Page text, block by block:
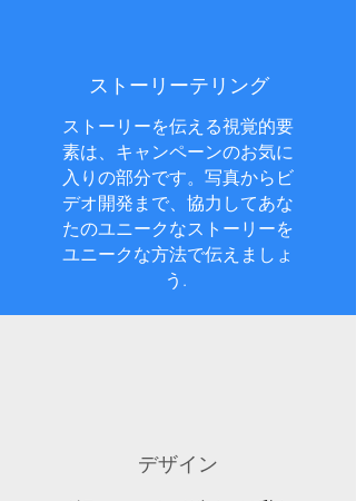
ストーリーテリング
ストーリーを伝える視覚的要
素は、キャンペーンのお気に
入りの部分です。写真からビ
デオ開発まで、協力してあな
たのユニークなストーリーを
ユニークな方法で伝えましょ
う.
デザイン